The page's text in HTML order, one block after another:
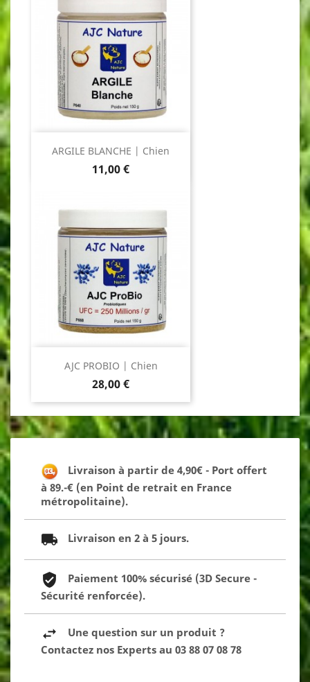
ARGILE BLANCHE | Chien
Prix
11,00 €
AJC PROBIO | Chien
Prix
28,00 €
Livraison à partir de 4,90€ - Port offert
à 89.-€ (en Point de retrait en France
métropolitaine).
Livraison en 2 à 5 jours.
Paiement 100% sécurisé (3D Secure -
Sécurité renforcée).
Une question sur un produit ?
Contactez nos Experts au 03 88 07 08 78